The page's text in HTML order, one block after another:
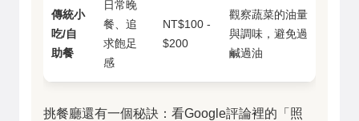
傳統小
吃/自
助餐
日常晚
餐、追
求飽足
感
NT$100 -
$200
觀察蔬菜的油量
與調味，避免過
鹹過油
挑餐廳還有一個秘訣：看Google評論裡的「照